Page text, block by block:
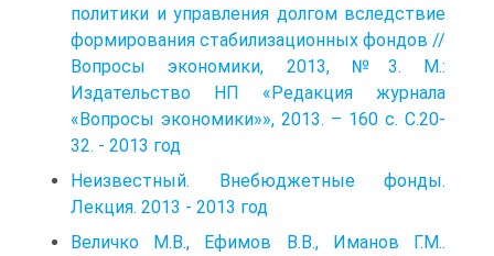
политики и управления долгом вследствие
формирования стабилизационных фондов //
Вопросы экономики, 2013, №3. М.:
Издательство НП «Редакция журнала
«Вопросы экономики»», 2013. – 160 с. С.20-
32. - 2013 год
Неизвестный. Внебюджетные фонды.
Лекция. 2013 - 2013 год
Величко М.В., Ефимов В.В., Иманов Г.М..